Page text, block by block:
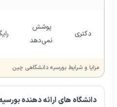
دکتری
نمی‌دهد
مزایا و شرایط بورسیه دانشگاهی چین
دانشگاه های ارائه دهنده